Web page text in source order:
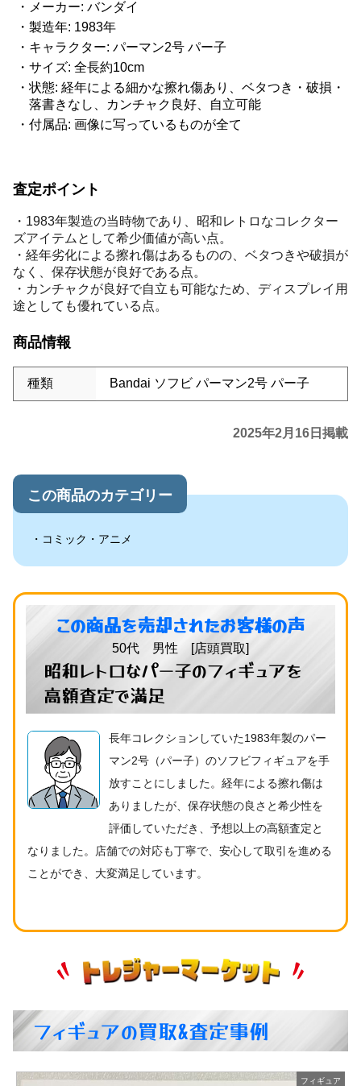
メーカー: バンダイ
製造年: 1983年
キャラクター: パーマン2号 パー子
サイズ: 全長約10cm
状態: 経年による細かな擦れ傷あり、ベタつき・破損・
落書きなし、カンチャク良好、自立可能
付属品: 画像に写っているものが全て
査定ポイント
・1983年製造の当時物であり、昭和レトロなコレクター
ズアイテムとして希少価値が高い点。
・経年劣化による擦れ傷はあるものの、ベタつきや破損が
なく、保存状態が良好である点。
・カンチャクが良好で自立も可能なため、ディスプレイ用
途としても優れている点。
商品情報
種類 Bandai ソフビ パーマン2号 パー子
2025年2月16日掲載
この商品のカテゴリー
コミック・アニメ
この商品を売却されたお客様の声
50代 男性 [店頭買取]
昭和レトロなパー子のフィギュアを
高額査定で満足
長年コレクションしていた1983年製のパー
マン2号（パー子）のソフビフィギュアを手
放すことにしました。経年による擦れ傷は
ありましたが、保存状態の良さと希少性を
評価していただき、予想以上の高額査定と
なりました。店舗での対応も丁寧で、安心して取引を進める
ことができ、大変満足しています。
フィギュアの買取&査定事例
フィギュア